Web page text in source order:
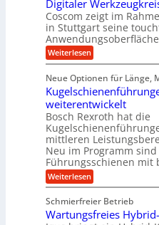
b
e
f
ü
r
r
a
u
e
U
m
g
e
b
u
n
g
s
e
i
n
g
a
n
g
c
h
t
i
g
e
a
l
s
M
a
s
c
h
i
n
e
n
t
r
i
e
b
e
f
r
p
r
ä
z
i
s
e
H
u
b
e
w
z
i
s
i
o
n
f
r
A
u
t
o
m
o
t
i
v
e
n
d
Digitaler
Coscom zeigt im
in Stuttgart seine
Weiterlesen:
D
g
i
t
a
l
e
r
W
e
r
k
z
e
u
g
Neue Optionen für Länge,
weiterentwickelt
Bosch Rexroth hat die
mittleren
Neu im Programm
Führungsschienen mit
Weiterlesen:
K
g
e
Schmierfreier Betrieb
Wartungsfreies